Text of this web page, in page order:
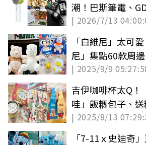
潮！巴斯筆電、
眼怪冷風扇
| 2026/7/13
「白維尼」太可
尼」集點60款周
公仔
| 2025/9/9
吉伊咖啡杯太Q！
哇」飯糰包子、
矮袋鼠周邊
| 2025/8/13
「7-11ｘ史迪奇